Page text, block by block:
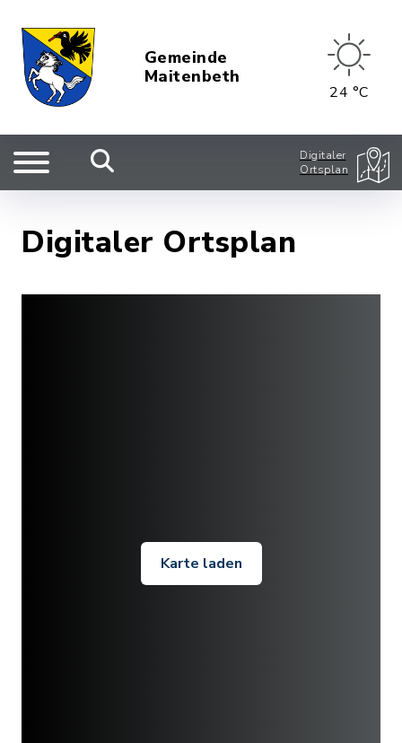
Gemeinde
Maitenbeth
24 °C
Digitaler
Ortsplan
Digitaler Ortsplan
Karte laden